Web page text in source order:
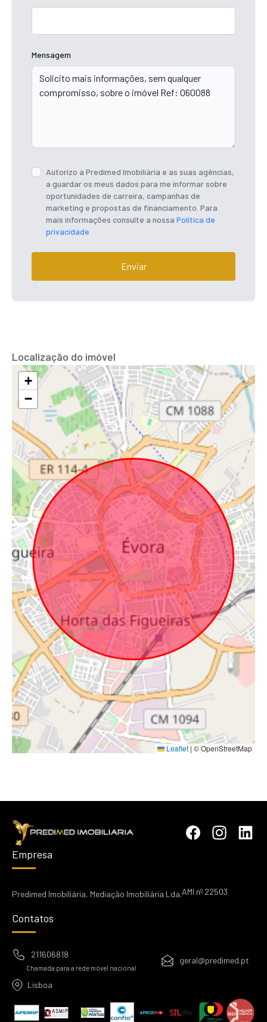
Mensagem
Autorizo a Predimed Imobiliária e as suas agências,
a guardar os meus dados para me informar sobre
oportunidades de carreira, campanhas de
marketing e propostas de financiamento. Para
mais informações consulte a nossa Política de
privacidade
Enviar
Localização do imóvel
+
−
Leaflet | © OpenStreetMap
Empresa
Predimed Imobiliária, Mediação Imobiliária Lda.AMI nº 22503
Contatos
211606818
Chamada para a rede móvel nacional
geral@predimed.pt
Lisboa